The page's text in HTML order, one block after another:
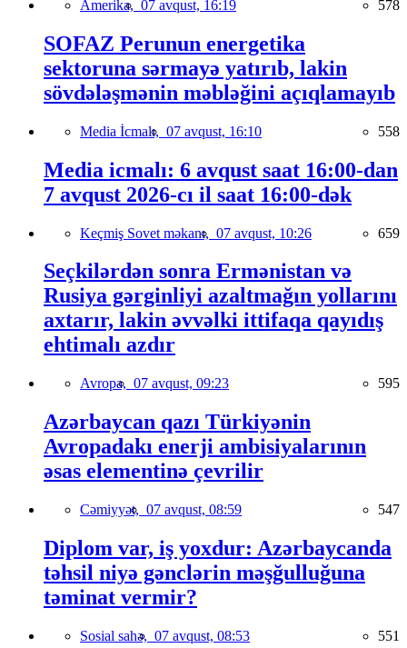
Amerika, 07 avqust, 16:19 578
SOFAZ Perunun energetika
sektoruna sərmayə yatırıb, lakin
sövdələşmənin məbləğini açıqlamayıb
Media İcmalı, 07 avqust, 16:10 558
Media icmalı: 6 avqust saat 16:00-dan
7 avqust 2026-cı il saat 16:00-dək
Keçmiş Sovet məkanı, 07 avqust, 10:26 659
Seçkilərdən sonra Ermənistan və
Rusiya gərginliyi azaltmağın yollarını
axtarır, lakin əvvəlki ittifaqa qayıdış
ehtimalı azdır
Avropa, 07 avqust, 09:23 595
Azərbaycan qazı Türkiyənin
Avropadakı enerji ambisiyalarının
əsas elementinə çevrilir
Cəmiyyət, 07 avqust, 08:59 547
Diplom var, iş yoxdur: Azərbaycanda
təhsil niyə gənclərin məşğulluğuna
təminat vermir?
Sosial sahə, 07 avqust, 08:53 551